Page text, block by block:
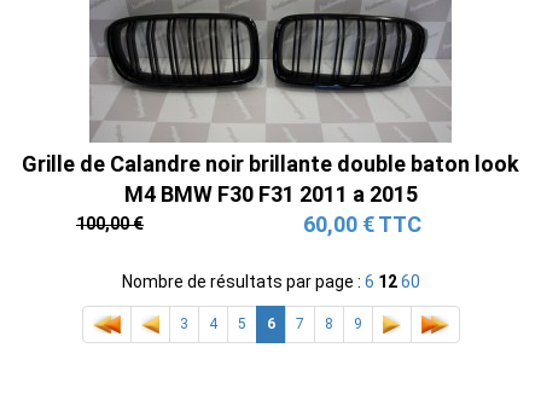
Grille de Calandre noir brillante double baton look
M4 BMW F30 F31 2011 a 2015
100,00 € 60,00 € TTC
Nombre de résultats par page : 6 12 60
3 4 5 6 7 8 9